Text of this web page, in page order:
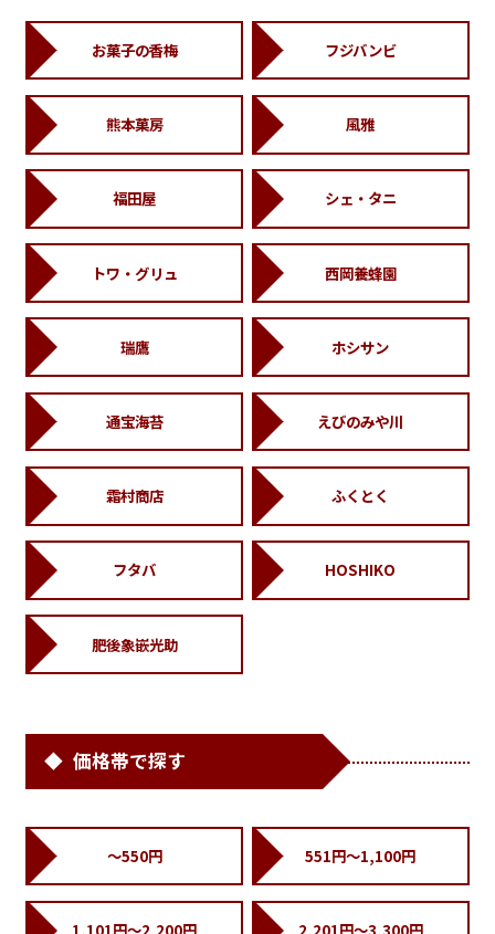
お菓子の香梅 フジバンビ
熊本菓房 風雅
福田屋 シェ・タニ
トワ・グリュ 西岡養蜂園
瑞鷹 ホシサン
通宝海苔 えびのみや川
霜村商店 ふくとく
フタバ HOSHIKO
肥後象嵌光助
価格帯で探す
～550円 551円～1,100円